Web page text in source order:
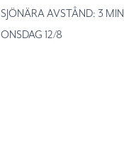
SJÖNÄRA AVSTÅND: 3 MIN
ONSDAG 12/8